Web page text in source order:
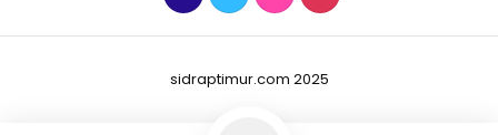
sidraptimur.com 2025